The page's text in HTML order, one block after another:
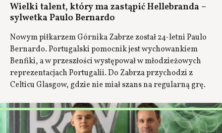
Wielki talent, który ma zastąpić Hellebranda –
sylwetka Paulo Bernardo
Nowym piłkarzem Górnika Zabrze został 24-letni Paulo
Bernardo. Portugalski pomocnik jest wychowankiem
Benfiki, a w przeszłości występował w młodzieżowych
reprezentacjach Portugalii. Do Zabrza przychodzi z
Celticu Glasgow, gdzie nie miał szans na regularną grę.